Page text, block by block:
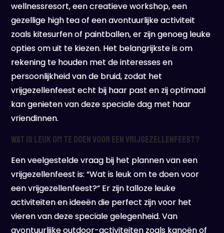
wellnessresort, een creatieve workshop, een
gezellige high tea of een avontuurlijke activiteit
zoals kitesurfen of paintballen, er zijn genoeg leuke
opties om uit te kiezen. Het belangrijkste is om
rekening te houden met de interesses en
persoonlijkheid van de bruid, zodat het
vrijgezellenfeest echt bij haar past en zij optimaal
kan genieten van deze speciale dag met haar
vriendinnen.
Wat is leuk om te doen voor een vrijgezellenfeest?
Een veelgestelde vraag bij het plannen van een
vrijgezellenfeest is: “Wat is leuk om te doen voor
een vrijgezellenfeest?” Er zijn talloze leuke
activiteiten en ideeën die perfect zijn voor het
vieren van deze speciale gelegenheid. Van
avontuurlijke outdoor-activiteiten zoals kanoën of